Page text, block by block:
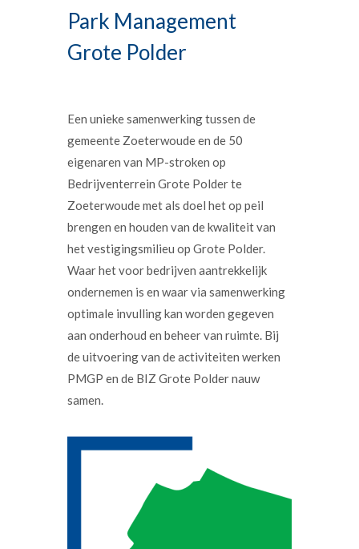
Park Management
Grote Polder
Een unieke samenwerking tussen de
gemeente Zoeterwoude en de 50
eigenaren van MP-stroken op
Bedrijventerrein Grote Polder te
Zoeterwoude met als doel het op peil
brengen en houden van de kwaliteit van
het vestigingsmilieu op Grote Polder.
Waar het voor bedrijven aantrekkelijk
ondernemen is en waar via samenwerking
optimale invulling kan worden gegeven
aan onderhoud en beheer van ruimte. Bij
de uitvoering van de activiteiten werken
PMGP en de BIZ Grote Polder nauw
samen.